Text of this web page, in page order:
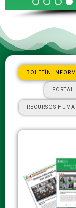
BOLETÍN
PORTAL
RECURSOS